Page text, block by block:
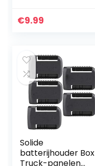
plastic batterij
€9.99
Solide
batterijhouder Box
Truck-panelen